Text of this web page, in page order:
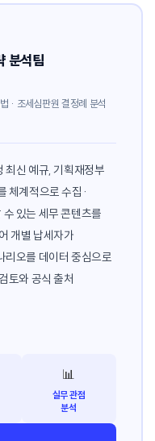
분석팀
· 조세심판원 결정례 분석
최신 예규, 기획재정부
체계적으로 수집·
있는 세무 콘텐츠를
개별 납세자가
리오를 데이터 중심으로
토와 공식 출처
📊
실무 관점
분석